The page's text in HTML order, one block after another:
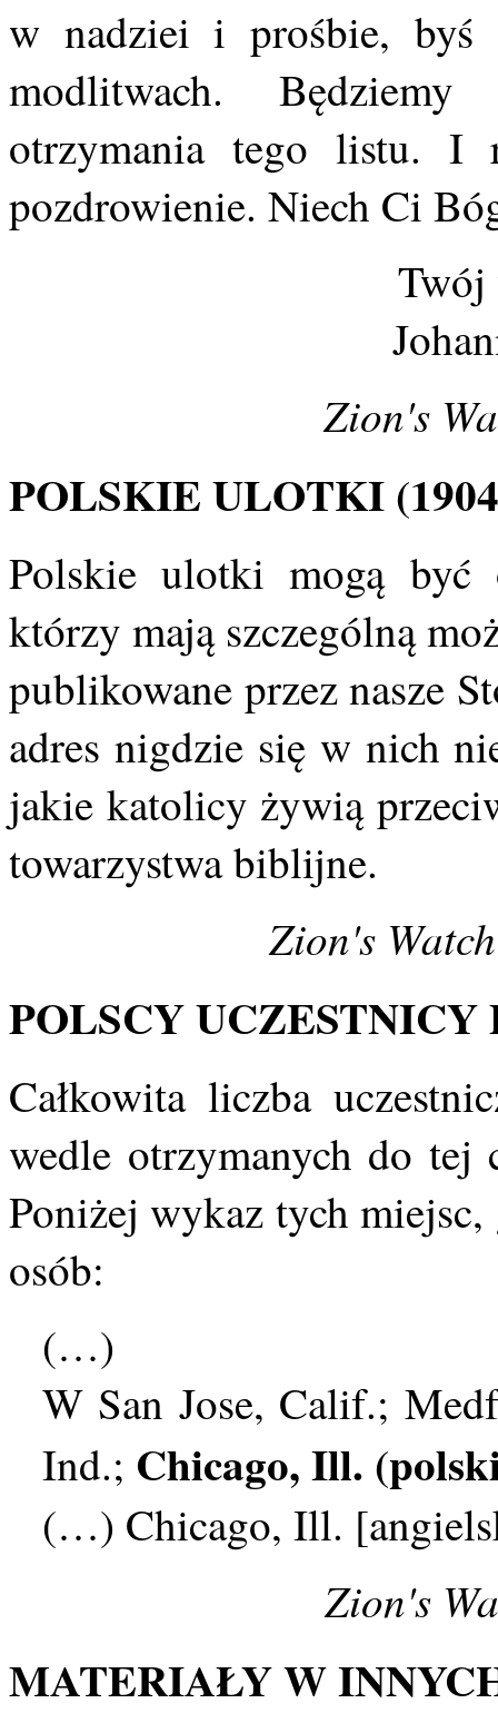
w nadziei i prośbie,
modlitwach.
otrzymania tego listu. I
pozdrowienie. Niech Ci
Twój
Zion's
POLSKIE ULOTKI
Polskie ulotki mogą być
którzy mają szczególną
publikowane przez nasze
adres nigdzie się w nich
jakie katolicy żywią
towarzystwa biblijne.
Zion's
POLSCY
Całkowita liczba
wedle otrzymanych do tej
Poniżej wykaz tych
osób:
(…)
W San Jose, Calif.;
Ind.; Chicago, Ill.
(…) Chicago, Ill.
Zion's
MATERIAŁY W